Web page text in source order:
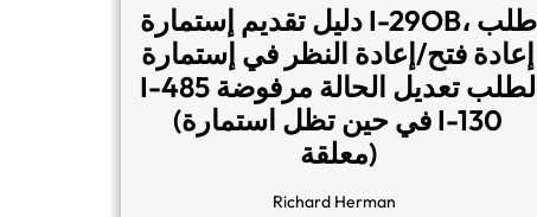
دليل تقديم إستمارة I-29OB، طلب
إعادة فتح/إعادة النظر في إستمارة
I-485 لطلب تعديل الحالة مرفوضة
(في حين تظل استمارة I-130
معلقة)
Richard Herman